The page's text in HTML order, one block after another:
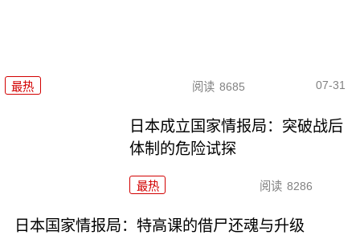
最热 阅读 8685 07-31
日本成立国家情报局：突破战后
体制的危险试探
最热 阅读 8286
日本国家情报局：特高课的借尸还魂与升级